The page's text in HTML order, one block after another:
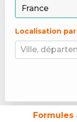
Localisation
Ville,
Formules